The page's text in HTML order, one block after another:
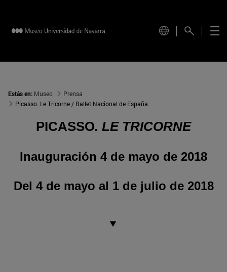
Estás en: Museo
Prensa
Picasso. Le Tricorne / Ballet Nacional de España
PICASSO. LE TRICORNE
Inauguración 4 de mayo de 2018
Del 4 de mayo al 1 de julio de 2018